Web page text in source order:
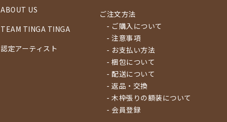
ABOUT US
TEAM TINGA TINGA
認定アーティスト
ご注文方法
- ご購入について
- 注意事項
- お支払い方法
- 梱包について
- 配送について
- 返品・交換
- 木枠張りの額装について
- 会員登録